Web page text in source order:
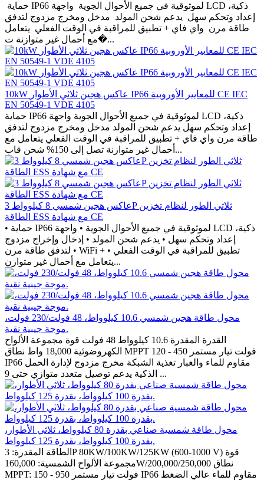
إعداد وتحكم سهل يدعم شحن المولد مدخل ومخرج مزدوج لتدفق
طاقة مرن واي فاي + تطبيق للمراقبة في الوقت الفعلي يتعامل
مع أحمال غير متوازنة ت�...
10kW عاكس هجين ثلاثي الأطوار IP66 للمعايير الأوروبية CE IEC
EN 50549-1 VDE 4105
حماية IP66 لموثوقية في جميع الأحوال الجوية واجهة LCD ذكية،
إعداد وتحكم سهل يدعم شحن المولد مدخل ومخرج مزدوج لتدفق
طاقة مرن واي فاي + تطبيق للمراقبة في الوقت الفعلي يتعامل مع
أحمال غير متوازنة تصل إلى 150% شحن قاب...
عاكس هجين شمسي 8 كيلوواط 3P ثلاثي الطور لنظام تخزين
الطاقة ESS مع شهادة CE
• حماية IP66 لموثوقية في جميع الأحوال الجوية • واجهة LCD ذكية،
إعداد وتحكم سهل • يدعم شحن المولد • إدخال وإخراج مزدوج
لتدفق طاقة مرن • WiFi + تطبيق للمراقبة في الوقت الفعلي •
يتعامل مع أحمال غير متوازن...
محول طاقة هجين شمسي 10.6 كيلوواط، 48 فولت/230 فولت،
موجة جيبية نقية.
القدرة المقدرة 10.6 كيلوواط 48 فولت قوة مجموعة الألواح
الكهروضوئية 18,000 واط نطاق MPPT 120 - 450 فولت تيار مستمر
IP66 مقاوم للماء والغبار تغذية الشبكة مخرج مزدوج لإدارة الحمل
الذكية يدعم توصيل متعدد متوازي حتى 9 ...
محول طاقة شمسية صناعي بقدرة 80 كيلوواط، ثلاثي الأطوار،
بقدرة 100 كيلوواط، بقدرة 125 كيلوواط.
الطاقة المقدرة: 3P 80KW/100KW/125KW (600-1000 V) قوة
مجموعة الألواح الشمسية: 160,000W/200,000/250,000 نطاق
MPPT: 150 - 950 فولت تيار مستمر IP66 مقاوم للماء عالي الضغط